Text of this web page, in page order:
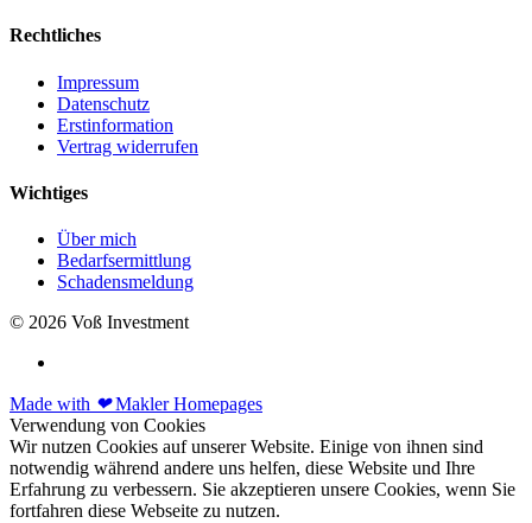
Rechtliches
Impressum
Datenschutz
Erstinformation
Vertrag widerrufen
Wichtiges
Über mich
Bedarfsermittlung
Schadensmeldung
© 2026 Voß Investment
Made with ❤Makler Homepages
Verwendung von Cookies
Wir nutzen Cookies auf unserer Website. Einige von ihnen sind
notwendig während andere uns helfen, diese Website und Ihre
Erfahrung zu verbessern. Sie akzeptieren unsere Cookies, wenn Sie
fortfahren diese Webseite zu nutzen.